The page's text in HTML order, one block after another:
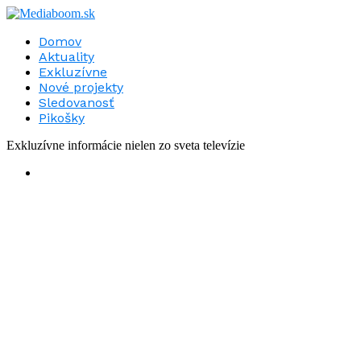
Domov
Aktuality
Exkluzívne
Nové projekty
Sledovanosť
Pikošky
Exkluzívne informácie nielen zo sveta televízie